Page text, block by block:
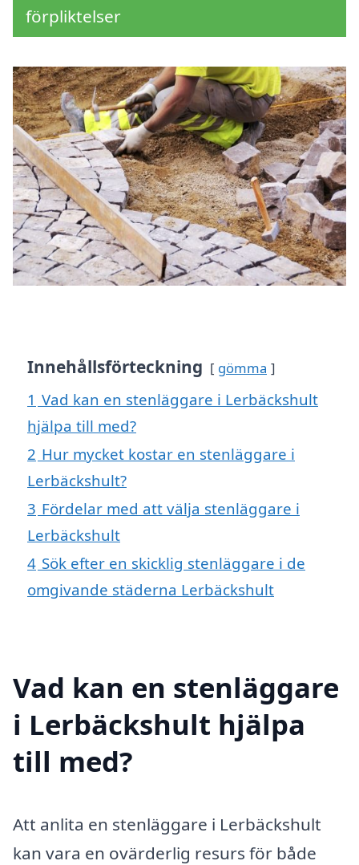
förpliktelser
Innehållsförteckning gömma
1 Vad kan en stenläggare i Lerbäckshult
hjälpa till med?
2 Hur mycket kostar en stenläggare i
Lerbäckshult?
3 Fördelar med att välja stenläggare i
Lerbäckshult
4 Sök efter en skicklig stenläggare i de
omgivande städerna Lerbäckshult
Vad kan en stenläggare
i Lerbäckshult hjälpa
till med?
Att anlita en stenläggare i Lerbäckshult
kan vara en ovärderlig resurs för både